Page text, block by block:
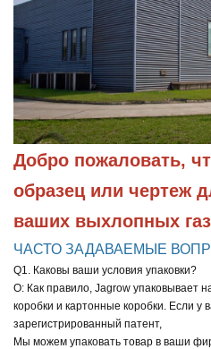
Добро пожаловать,
образец или чертеж
ваших выхлопных
ЧАСТО ЗАДАВАЕМЫЕ
Q1. Каковы ваши условия упаковки?
О: Как правило, Jagrow упаковывает
коробки и картонные коробки. Если у
зарегистрированный патент,
Мы можем упаковать товар в ваши